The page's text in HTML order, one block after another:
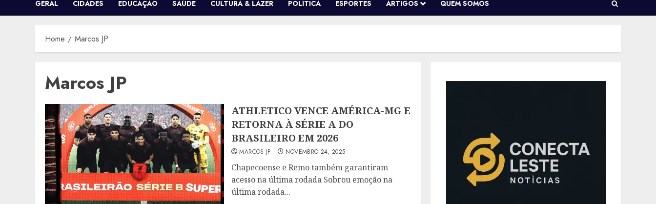
GERAL CIDADES EDUCAÇÃO SAÚDE CULTURA & LAZER POLÍTICA ESPORTES ARTIGOS QUEM SOMOS
Home Marcos JP
Marcos JP
ATHLETICO VENCE AMÉRICA-MG E
RETORNA À SÉRIE A DO
BRASILEIRO EM 2026
MARCOS JP NOVEMBRO 24, 2025
Chapecoense e Remo também garantiram
acesso na última rodada Sobrou emoção na
última rodada...